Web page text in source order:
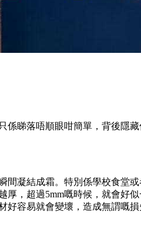
睇落唔順眼咁簡單，背後隱
間凝結成霜。特別係學校食堂
，超過5mm嘅時候，就會好
容易就會變壞，造成無謂嘅損